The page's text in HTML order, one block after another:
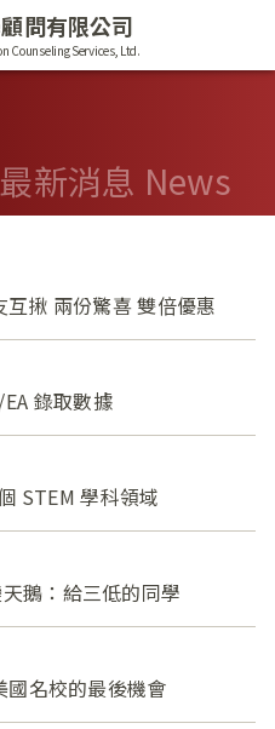
問有限公司
Counseling Services, Ltd.
最新消息 News
互揪 兩份驚喜 雙倍優惠
錄取數據
STEM 學科領域
鵝：給三低的同學
國名校的最後機會